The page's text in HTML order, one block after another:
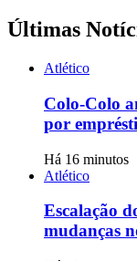
Últimas
Atlético
Colo-Colo
por
Há 16 minutos
Atlético
Escalação
mudanças